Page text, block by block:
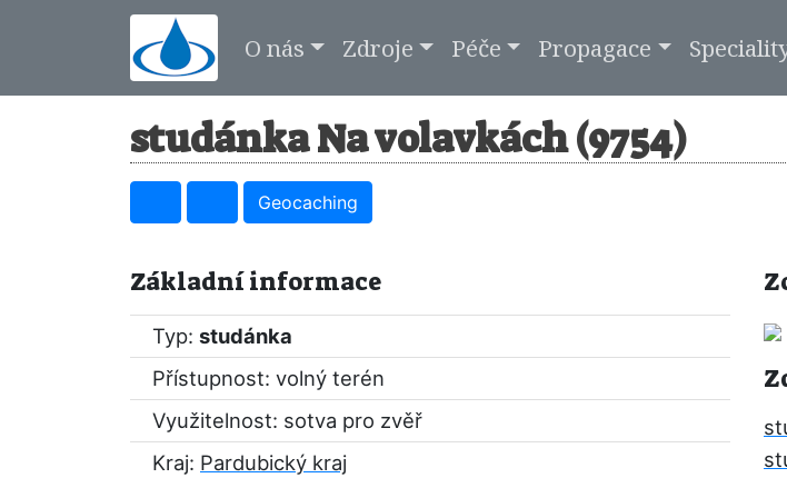
O nás Zdroje Péče Propagace
studánka Na volavkách (9754)
Geocaching
Základní informace
Typ: studánka
Přístupnost: volný terén
Využitelnost: sotva pro zvěř
Kraj: Pardubický kraj